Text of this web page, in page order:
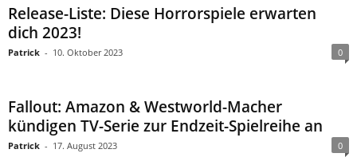
Release-Liste: Diese Horrorspiele erwarten
dich 2023!
Patrick - 10. Oktober 2023 0
Fallout: Amazon & Westworld-Macher
kündigen TV-Serie zur Endzeit-Spielreihe an
Patrick - 17. August 2023 0